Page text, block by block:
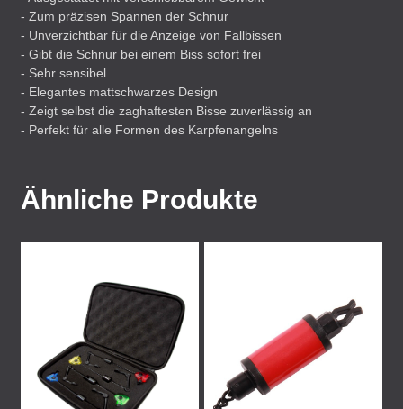
- Zum präzisen Spannen der Schnur
- Unverzichtbar für die Anzeige von Fallbissen
- Gibt die Schnur bei einem Biss sofort frei
- Sehr sensibel
- Elegantes mattschwarzes Design
- Zeigt selbst die zaghaftesten Bisse zuverlässig an
- Perfekt für alle Formen des Karpfenangelns
Ähnliche Produkte